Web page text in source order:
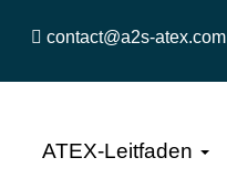
contact@a2s-atex.com
ATEX-Leitfaden